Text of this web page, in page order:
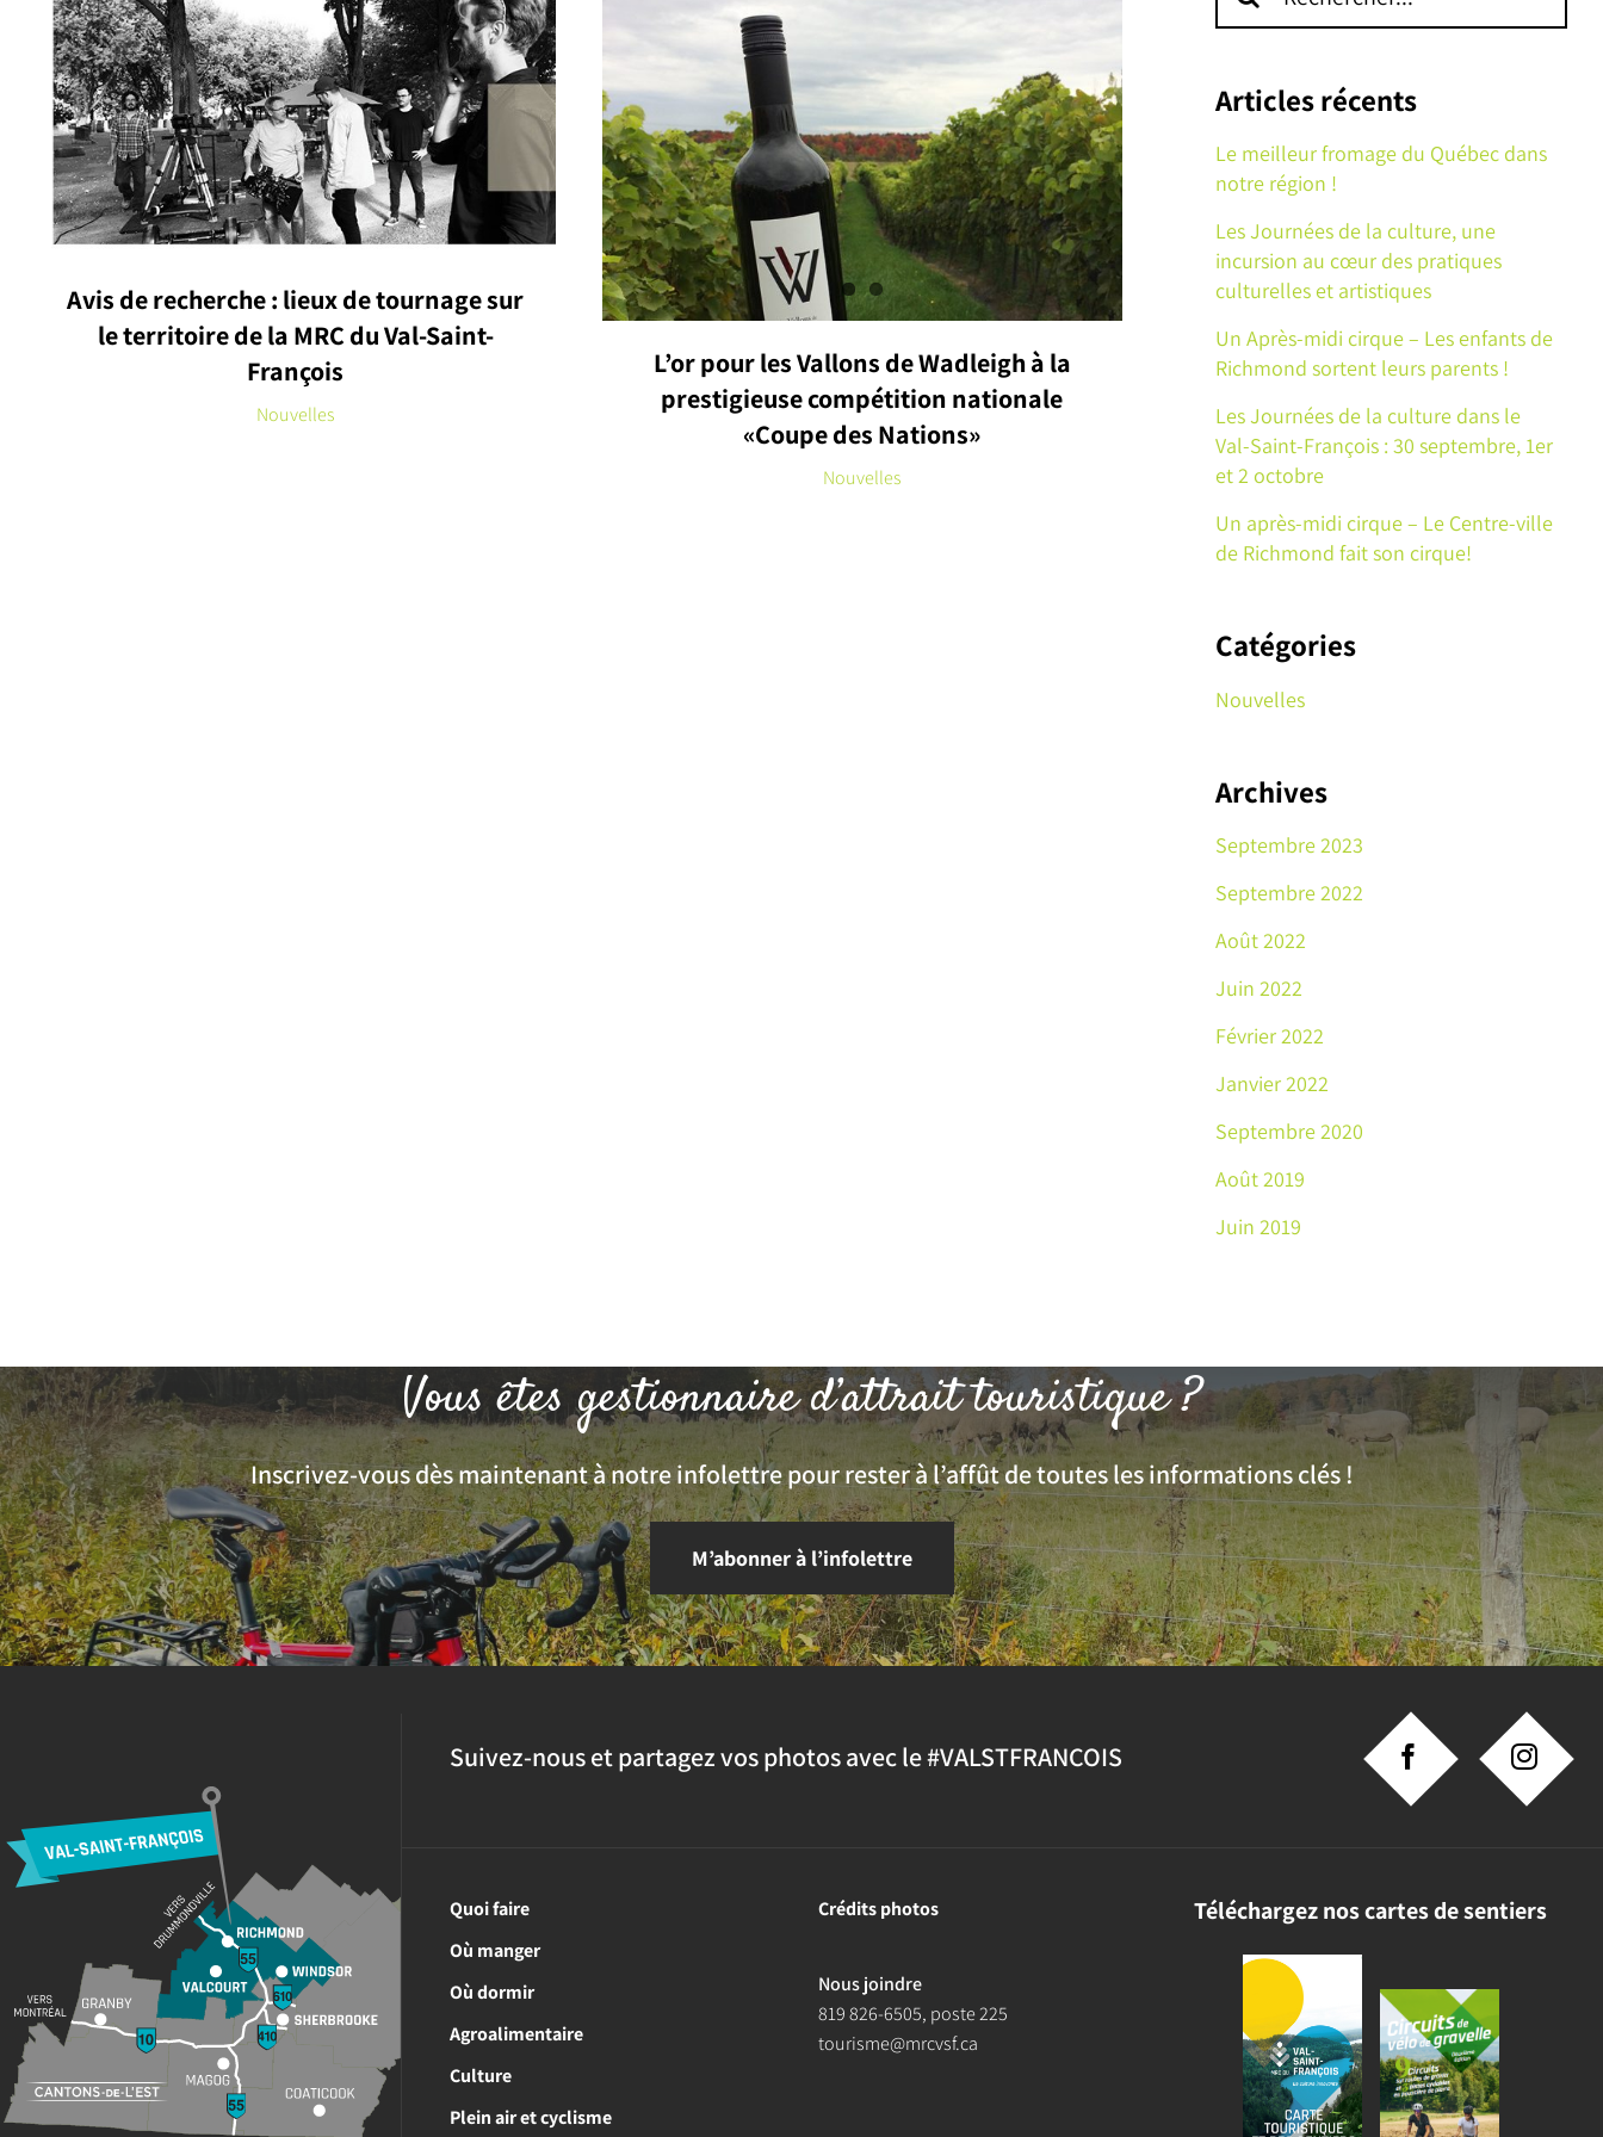
Avis de recherche : lieux de tournage sur
le territoire de la MRC du Val-Saint-
François
Nouvelles
L’or pour les Vallons de Wadleigh à la
prestigieuse compétition nationale
«Coupe des Nations»
Nouvelles
sur
site
Articles récents
Le meilleur fromage du Québec dans
notre région !
Les Journées de la culture, une
incursion au cœur des pratiques
culturelles et artistiques
Un Après-midi cirque – Les enfants de
Richmond sortent leurs parents !
Les Journées de la culture dans le
Val-Saint-François : 30 septembre, 1er
et 2 octobre
Un après-midi cirque – Le Centre-ville
de Richmond fait son cirque!
Catégories
Nouvelles
Archives
Septembre 2023
Septembre 2022
Août 2022
Juin 2022
Février 2022
Janvier 2022
Septembre 2020
Août 2019
Juin 2019
Vous êtes gestionnaire d’attrait touristique ?
Inscrivez-vous dès maintenant à notre infolettre pour rester à l’affût de toutes les informations clés !
M’abonner à l’infolettre
Suivez-nous et partagez vos photos avec le #VALSTFRANCOIS
Quoi faire
Où manger
Où dormir
Agroalimentaire
Culture
Plein air et cyclisme
Crédits photos
Nous joindre
819 826-6505, poste 225
tourisme@mrcvsf.ca
Téléchargez nos cartes de sentiers